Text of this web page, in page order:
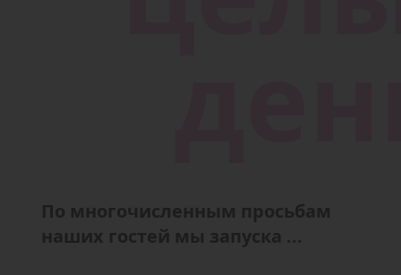
По многочисленным просьбам
наших гостей мы запуска ...